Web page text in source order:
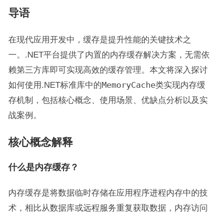
导语
在现代应用开发中，缓存是提升性能的关键技术之
一。.NET平台提供了内置的内存缓存解决方案，无需依
赖第三方库即可实现高效的缓存管理。本文将深入探讨
如何使用.NET标准库中的MemoryCache类实现内存缓
存机制，包括核心概念、使用场景、优缺点分析以及实
战案例。
核心概念解释
什么是内存缓存？
内存缓存是将数据临时存储在应用程序进程内存中的技
术，相比从数据库或远程服务重复获取数据，内存访问